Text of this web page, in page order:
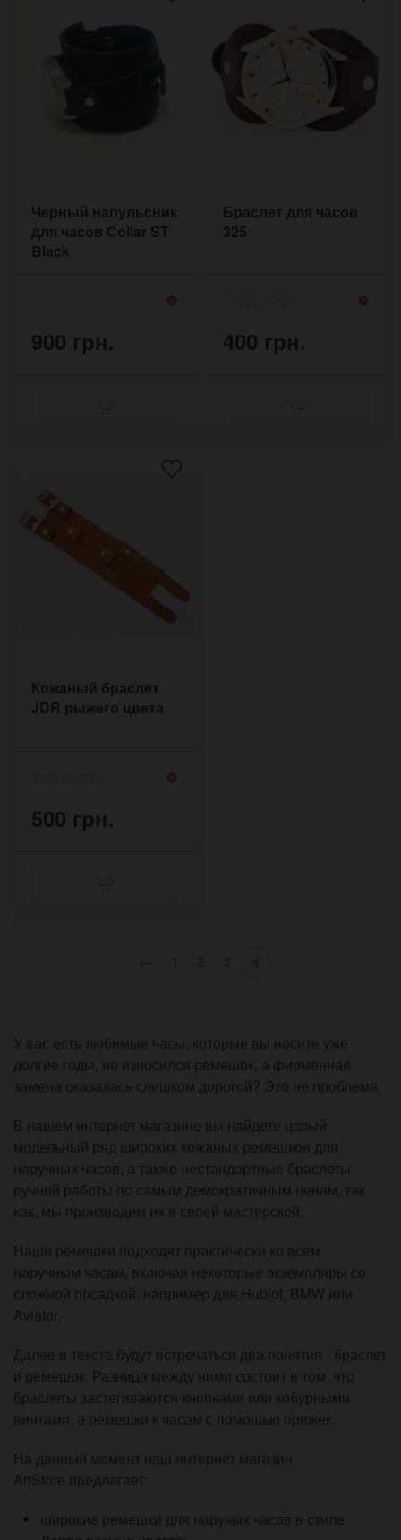
Черный напульсник
для часов Collar ST
Black
900 грн.
Браслет для часов
325
400 грн.
Кожаный браслет
JDR рыжего цвета
500 грн.
У вас есть любимые часы, которые вы носите уже
долгие годы, но износился ремешок, а фирменная
замена оказалась слишком дорогой? Это не проблема.
В нашем интернет магазине вы найдете целый
модельный ряд широких кожаных ремешков для
наручных часов, а также нестандартные браслеты
ручной работы по самым демократичным ценам, так
как, мы производим их в своей мастерской.
Наши ремешки подходят практически ко всем
наручным часам, включая некоторые экземпляры со
сложной посадкой, например для Hublot, BMW или
Aviator.
Далее в тексте будут встречаться два понятия - браслет
и ремешок. Разница между ними состоит в том, что
браслеты застегиваются кнопками или кобурными
винтами, а ремешки к часам с помощью пряжек.
На данный момент наш интернет магазин
ArtStore предлагает:
широкие ремешки для наручых часов в стиле